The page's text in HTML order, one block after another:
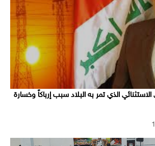
الاستثنائي الذي تمر به البلاد سبب إرباكاً وخسارة